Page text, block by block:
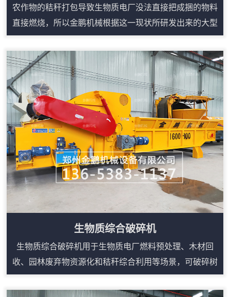
农作物的秸秆打包导致生物质电厂没法直接把成捆的物料
直接燃烧，所以金鹏机械根据这一现状所研发出来的大型
稻草粉碎机就能很简单的解决这些问题。稻草捆粉碎机在
吸收多种粉碎机设备优点的基础上，充分运用冲击、剪
切、相互挤压、研磨等理论精心研制出来的，稻草捆粉碎
机主要用于粉碎各类稻草，该设备的特点是采用双电机、
减速机来进行驱动双棍进行剪切粉碎，产量相比传统的铡
草机要高。稻草捆粉碎机构造：1、破碎机主体设备...
生物质综合破碎机
生物质综合破碎机用于生物质电厂燃料预处理、木材回
收、园林废弃物资源化和秸秆综合利用等场景，可破碎树
根、模板、托盘、板材、枝丫、圆木边角料等大体积木质
物料。设备采用强力进料和重型破碎结构，能把松散或不